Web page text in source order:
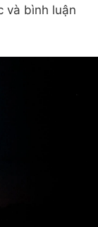
và bình luận